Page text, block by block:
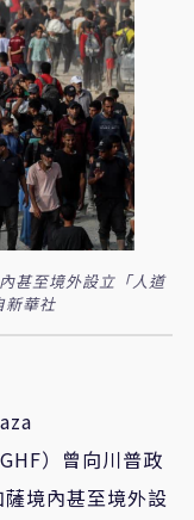
甚至境外設立「人道
新華社
GHF）曾向川普政
境內甚至境外設